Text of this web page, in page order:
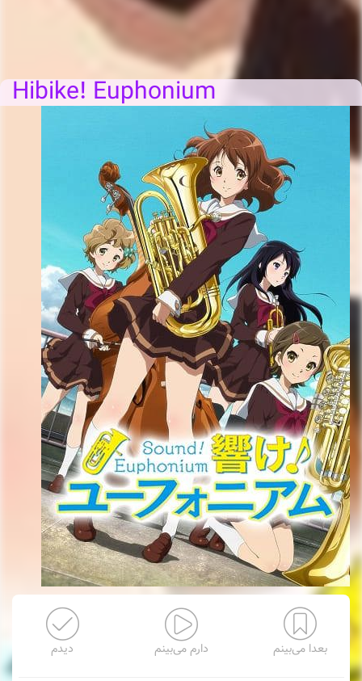
Hibike! Euphonium
بعدا می‌بینم دارم می‌بینم دیدم